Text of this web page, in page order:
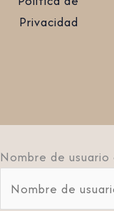
Privacidad
Nombre de